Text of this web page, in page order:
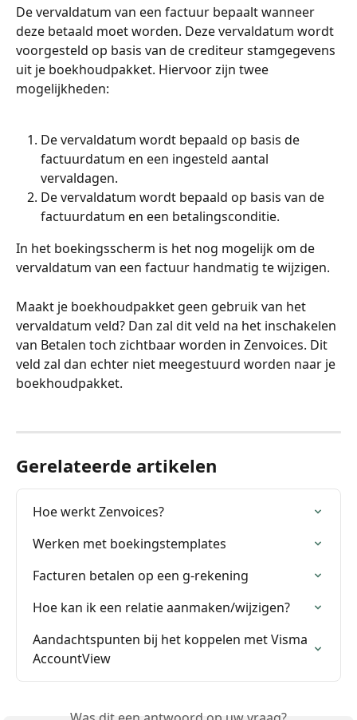
De vervaldatum van een factuur bepaalt wanneer
deze betaald moet worden. Deze vervaldatum wordt
voorgesteld op basis van de crediteur stamgegevens
uit je boekhoudpakket. Hiervoor zijn twee
mogelijkheden:
De vervaldatum wordt bepaald op basis de
factuurdatum en een ingesteld aantal
vervaldagen.
De vervaldatum wordt bepaald op basis van de
factuurdatum en een betalingsconditie.
In het boekingsscherm is het nog mogelijk om de
vervaldatum van een factuur handmatig te wijzigen.
Maakt je boekhoudpakket geen gebruik van het
vervaldatum veld? Dan zal dit veld na het inschakelen
van Betalen toch zichtbaar worden in Zenvoices. Dit
veld zal dan echter niet meegestuurd worden naar je
boekhoudpakket.
Gerelateerde artikelen
Hoe werkt Zenvoices?
Werken met boekingstemplates
Facturen betalen op een g-rekening
Hoe kan ik een relatie aanmaken/wijzigen?
Aandachtspunten bij het koppelen met Visma
AccountView